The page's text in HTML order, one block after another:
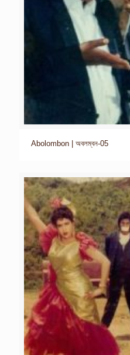
Abolombon | অবলম্বন-05